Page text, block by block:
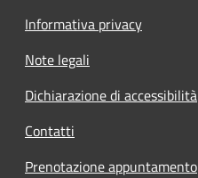
Informativa privacy
Note legali
Dichiarazione di accessibilità
Contatti
Prenotazione appuntamento